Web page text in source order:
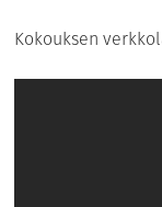
Kokouksen